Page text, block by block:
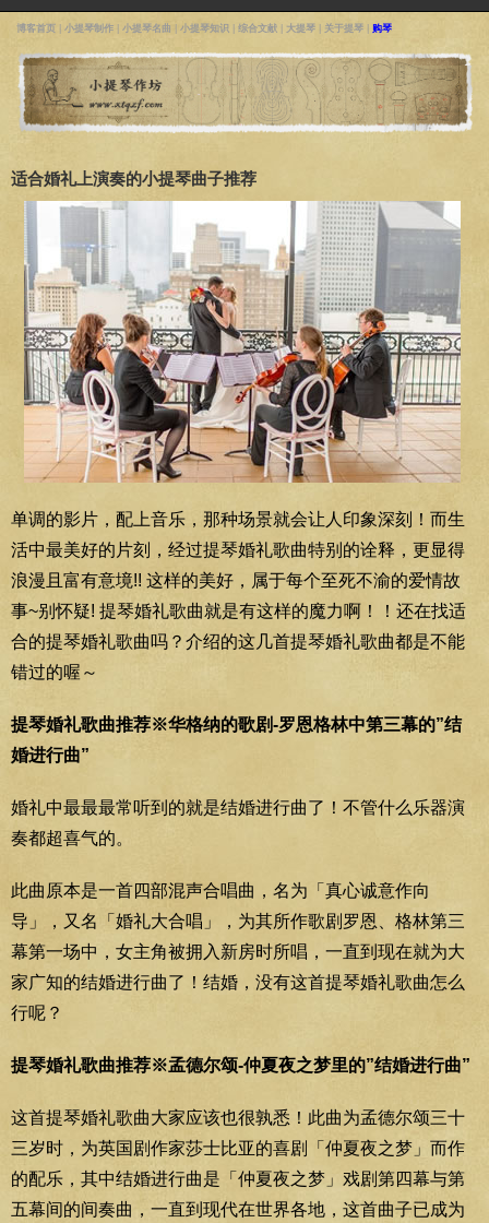
博客首页 小提琴制作 小提琴名曲 小提琴知识 综合文献 大提琴 关于提琴 购琴
适合婚礼上演奏的小提琴曲子推荐
单调的影片，配上音乐，那种场景就会让人印象深刻！而生
活中最美好的片刻，经过提琴婚礼歌曲特别的诠释，更显得
浪漫且富有意境!! 这样的美好，属于每个至死不渝的爱情故
事~别怀疑! 提琴婚礼歌曲就是有这样的魔力啊！！还在找适
合的提琴婚礼歌曲吗？介绍的这几首提琴婚礼歌曲都是不能
错过的喔～
提琴婚礼歌曲推荐※华格纳的歌剧-罗恩格林中第三幕的”结
婚进行曲”
婚礼中最最最常听到的就是结婚进行曲了！不管什么乐器演
奏都超喜气的。
此曲原本是一首四部混声合唱曲，名为「真心诚意作向
导」，又名「婚礼大合唱」，为其所作歌剧罗恩、格林第三
幕第一场中，女主角被拥入新房时所唱，一直到现在就为大
家广知的结婚进行曲了！结婚，没有这首提琴婚礼歌曲怎么
行呢？
提琴婚礼歌曲推荐※孟德尔颂-仲夏夜之梦里的”结婚进行曲”
这首提琴婚礼歌曲大家应该也很孰悉！此曲为孟德尔颂三十
三岁时，为英国剧作家莎士比亚的喜剧「仲夏夜之梦」而作
的配乐，其中结婚进行曲是「仲夏夜之梦」戏剧第四幕与第
五幕间的间奏曲，一直到现代在世界各地，这首曲子已成为